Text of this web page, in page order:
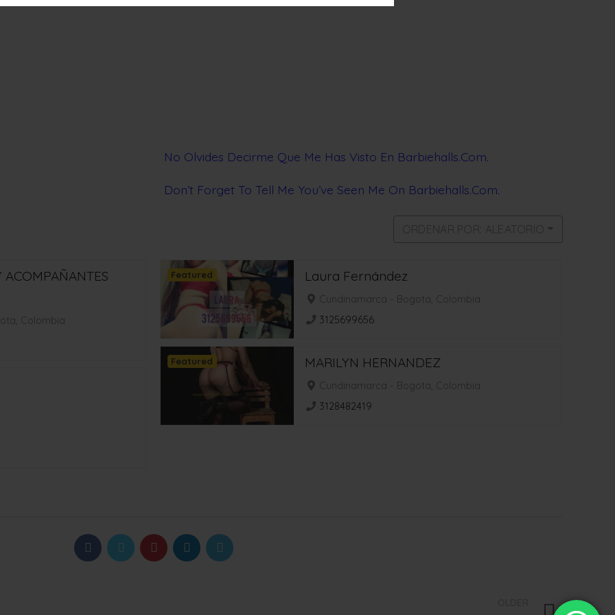
No Olvides Decirme Que Me Has Visto En Barbiehalls.Com.
Don’t Forget To Tell Me You’ve Seen Me On Barbiehalls.Com.
ORDENAR POR: ALEATORIO
ACOMPAÑANTES
Colombia
Featured Laura Fernández
Cundinamarca - Bogota, Colombia
3125699656
Featured MARILYN HERNANDEZ
Cundinamarca - Bogota, Colombia
3128482419